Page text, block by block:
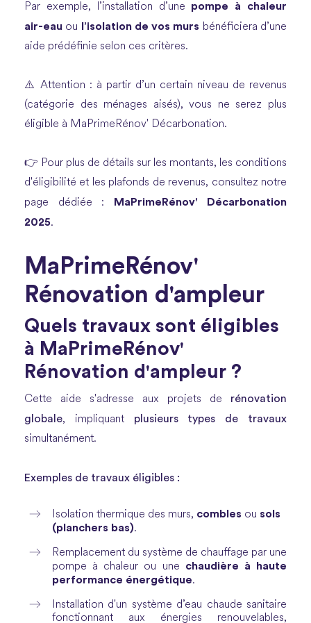
Par exemple, l’installation d’une pompe à chaleur
air-eau ou l’isolation de vos murs bénéficiera d’une
aide prédéfinie selon ces critères.
⚠️ Attention : à partir d’un certain niveau de revenus
(catégorie des ménages aisés), vous ne serez plus
éligible à MaPrimeRénov' Décarbonation.
👉 Pour plus de détails sur les montants, les conditions
d'éligibilité et les plafonds de revenus, consultez notre
page dédiée :
MaPrimeRénov' Décarbonation
2025.
MaPrimeRénov'
Rénovation d'ampleur
Quels travaux sont éligibles
à MaPrimeRénov'
Rénovation d'ampleur ?
Cette aide s'adresse aux projets de rénovation
globale, impliquant plusieurs types de travaux
simultanément.
Exemples de travaux éligibles :
Isolation thermique des murs, combles ou sols
(planchers bas).
Remplacement du système de chauffage par une
pompe à chaleur ou une chaudière à haute
performance énergétique.
Installation d'un système d’eau chaude sanitaire
fonctionnant aux énergies renouvelables,